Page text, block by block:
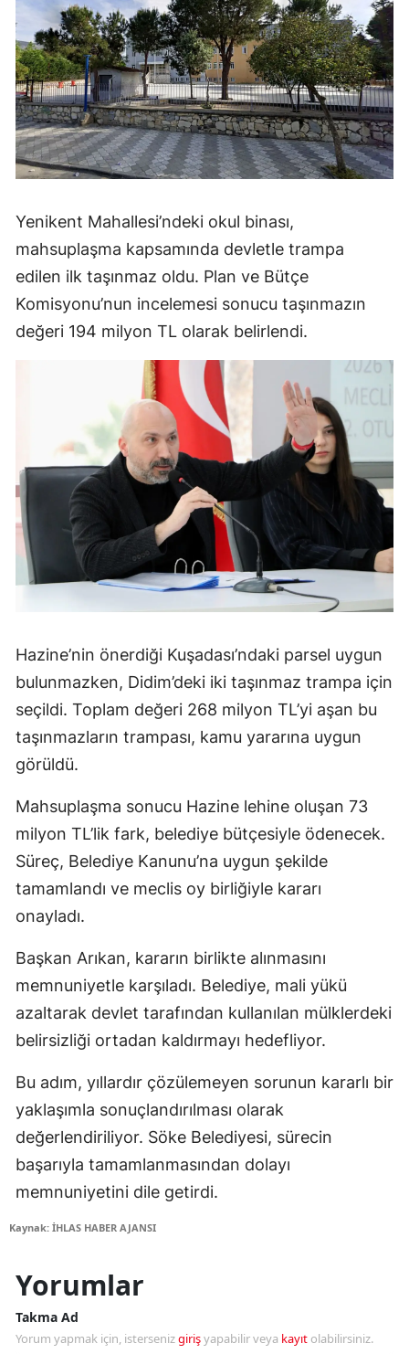
Yenikent Mahallesi’ndeki okul binası,
mahsuplaşma kapsamında devletle trampa
edilen ilk taşınmaz oldu. Plan ve Bütçe
Komisyonu’nun incelemesi sonucu taşınmazın
değeri 194 milyon TL olarak belirlendi.
Hazine’nin önerdiği Kuşadası’ndaki parsel uygun
bulunmazken, Didim’deki iki taşınmaz trampa için
seçildi. Toplam değeri 268 milyon TL’yi aşan bu
taşınmazların trampası, kamu yararına uygun
görüldü.
Mahsuplaşma sonucu Hazine lehine oluşan 73
milyon TL’lik fark, belediye bütçesiyle ödenecek.
Süreç, Belediye Kanunu’na uygun şekilde
tamamlandı ve meclis oy birliğiyle kararı
onayladı.
Başkan Arıkan, kararın birlikte alınmasını
memnuniyetle karşıladı. Belediye, mali yükü
azaltarak devlet tarafından kullanılan mülklerdeki
belirsizliği ortadan kaldırmayı hedefliyor.
Bu adım, yıllardır çözülemeyen sorunun kararlı bir
yaklaşımla sonuçlandırılması olarak
değerlendiriliyor. Söke Belediyesi, sürecin
başarıyla tamamlanmasından dolayı
memnuniyetini dile getirdi.
Kaynak: İHLAS HABER AJANSI
Yorumlar
Takma Ad
Yorum yapmak için, istersenizgirişyapabilir veya kayıt olabilirsiniz.